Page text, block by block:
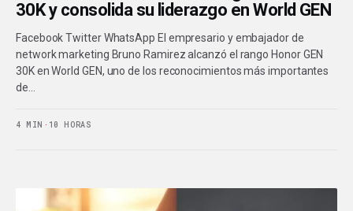
30K y consolida su liderazgo en World GEN
Facebook Twitter WhatsApp El empresario y embajador de
network marketing Bruno Ramirez alcanzó el rango Honor GEN
30K en World GEN, uno de los reconocimientos más importantes
de…
4 MIN · 10 HORAS